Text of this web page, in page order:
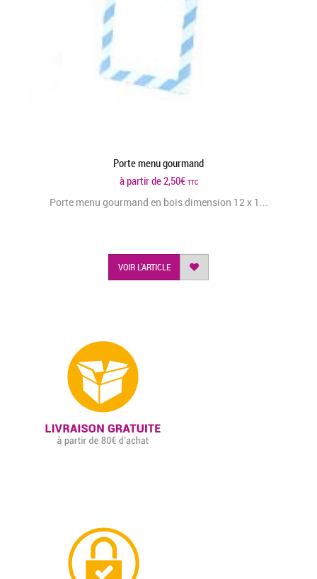
Porte menu gourmand
à partir de2,50€ TTC
Porte menu gourmand en bois dimension 12 x 1...
VOIR L'ARTICLE